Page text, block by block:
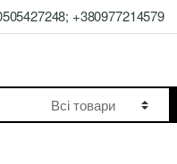
+380977214579